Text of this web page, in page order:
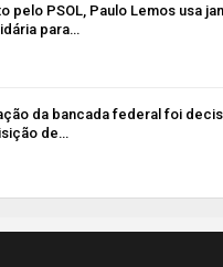
pelo PSOL, Paulo Lemos usa
para…
da bancada federal foi
de…